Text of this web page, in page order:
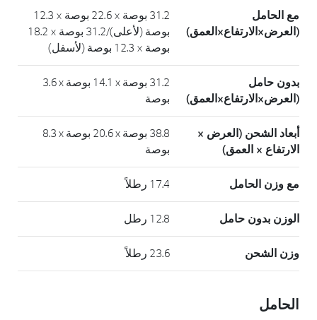
مع الحامل
(العرض×الارتفاع×العمق)
31.2 بوصة × 22.6 بوصة × 12.3
بوصة (لأعلى)/31.2 بوصة × 18.2
بوصة × 12.3 بوصة (لأسفل)
بدون حامل
(العرض×الارتفاع×العمق)
31.2 بوصة x ‏14.1 بوصة x ‏3.6
بوصة
أبعاد الشحن (العرض ×
الارتفاع × العمق)
38.8 بوصة x‏ 20.6 بوصة x‏ 8.3
بوصة
مع وزن الحامل 17.4 رطلاً
الوزن بدون حامل 12.8 رطل
وزن الشحن 23.6 رطلاً
الحامل